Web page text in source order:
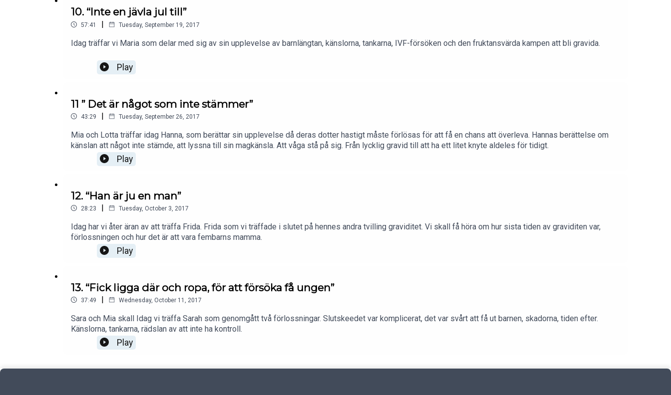
10. “Inte en jävla jul till”
57:41 | Tuesday, September 19, 2017
Idag träffar vi Maria som delar med sig av sin upplevelse av barnlängtan, känslorna, tankarna, IVF-försöken och den fruktansvärda kampen att bli gravida.
Play
11 ” Det är något som inte stämmer”
43:29 | Tuesday, September 26, 2017
Mia och Lotta träffar idag Hanna, som berättar sin upplevelse då deras dotter hastigt måste förlösas för att få en chans att överleva. Hannas berättelse om
känslan att något inte stämde, att lyssna till sin magkänsla. Att våga stå på sig. Från lycklig gravid till att ha ett litet knyte aldeles för tidigt.
Play
12. “Han är ju en man”
28:23 | Tuesday, October 3, 2017
Idag har vi åter äran av att träffa Frida. Frida som vi träffade i slutet på hennes andra tvilling graviditet. Vi skall få höra om hur sista tiden av graviditen var,
förlossningen och hur det är att vara fembarns mamma.
Play
13. “Fick ligga där och ropa, för att försöka få ungen”
37:49 | Wednesday, October 11, 2017
Sara och Mia skall Idag vi träffa Sarah som genomgått två förlossningar. Slutskeedet var komplicerat, det var svårt att få ut barnen, skadorna, tiden efter.
Känslorna, tankarna, rädslan av att inte ha kontroll.
Play